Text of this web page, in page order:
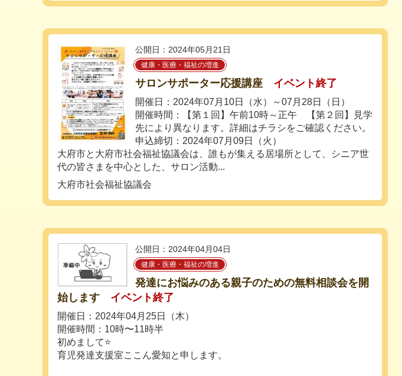
公開日：2024年05月21日
健康・医療・福祉の増進
サロンサポーター応援講座 イベント終了
開催日：2024年07月10日（水）～07月28日（日）
開催時間：【第１回】午前10時～正午 【第２回】見学
先により異なります。詳細はチラシをご確認ください。
申込締切：2024年07月09日（火）
大府市と大府市社会福祉協議会は、誰もが集える居場所として、シニア世
代の皆さまを中心とした、サロン活動...
大府市社会福祉協議会
公開日：2024年04月04日
健康・医療・福祉の増進
発達にお悩みのある親子のための無料相談会を開
始します
イベント終了
開催日：2024年04月25日（木）
開催時間：10時〜11時半
初めまして⭐️
育児発達支援室ここん愛知と申します。